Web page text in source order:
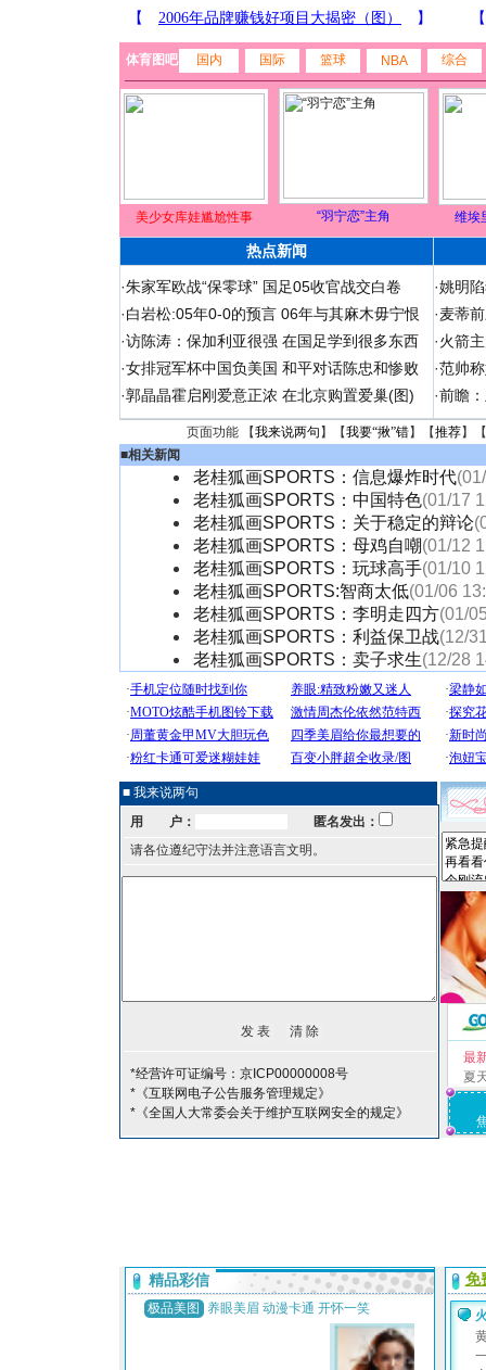
体育图吧 国内 国际 篮球 NBA 综合
美少女库娃尴尬性事 “羽宁恋”主角 维埃
热点新闻
·朱家军欧战“保零球” 国足05收官战交白卷
·白岩松:05年0-0的预言 06年与其麻木毋宁恨
·访陈涛：保加利亚很强 在国足学到很多东西
·女排冠军杯中国负美国 和平对话陈忠和惨败
·郭晶晶霍启刚爱意正浓 在北京购置爱巢(图)
·姚明
·麦蒂
·火箭
·范帅
·前瞻
页面功能 【我来说两句 】【我要“揪”错】【推荐】
■相关新闻
老桂狐画SPORTS：信息爆炸时代
老桂狐画SPORTS：中国特色(01/17
老桂狐画SPORTS：关于稳定的辩论
老桂狐画SPORTS：母鸡自嘲(01/12
老桂狐画SPORTS：玩球高手(01/10
老桂狐画SPORTS:智商太低(01/06
老桂狐画SPORTS：李明走四方(01/
老桂狐画SPORTS：利益保卫战(12/
老桂狐画SPORTS：卖子求生(12/28
■ 我来说两句
用 户：
匿名发出：
请各位遵纪守法并注意语言文明。
*经营许可证编号：京ICP00000008号
*《互联网电子公告服务管理规定》
*《全国人大常委会关于维护互联网安全的规定》
最
夏